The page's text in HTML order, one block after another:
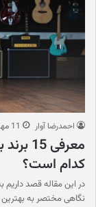
احمدرضا آوار 11 مهر 1402
معرفی
کدام است؟
در این مقاله قصد داریم
نگاهی مختصر به